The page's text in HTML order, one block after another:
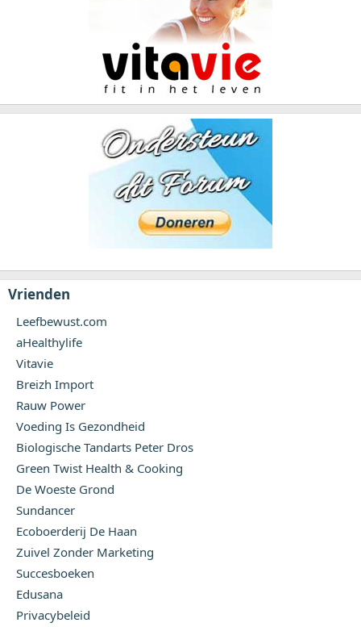
Vrienden
Leefbewust.com
aHealthylife
Vitavie
Breizh Import
Rauw Power
Voeding Is Gezondheid
Biologische Tandarts Peter Dros
Green Twist Health & Cooking
De Woeste Grond
Sundancer
Ecoboerderij De Haan
Zuivel Zonder Marketing
Succesboeken
Edusana
Privacybeleid